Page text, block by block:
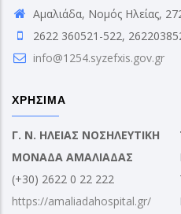
Αμαλιάδα, Νομός Ηλείας,
2622 360521-522,
info@1254.syzefxis.gov.gr
ΧΡΗΣΙΜΑ
Γ. Ν. ΗΛΕΙΑΣ ΝΟΣΗΛΕΥΤΙΚΗ
ΜΟΝΑΔΑ ΑΜΑΛΙΑΔΑΣ
(+30) 2622 0 22 222
https://amaliadahospital.gr/